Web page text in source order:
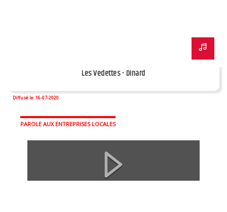
Les Vedettes - Dinard
Diffusé le: 16-07-2020
PAROLE AUX ENTREPRISES LOCALES